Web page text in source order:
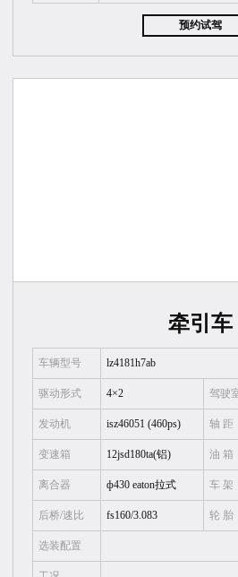
预约试驾
牵引车
车辆型号 lz4181h7ab
驱动形式 4×2 驾驶
发动机 isz46051 (460ps) 轴 距
变速箱 12jsd180ta(铝) 油 箱
离合器 ф430 eaton拉式 车 架
后桥/速比 fs160/3.083 轮 胎
选装配置